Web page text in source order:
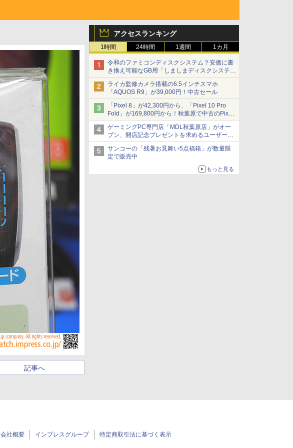
アクセスランキング
1時間 24時間 1週間 1カ月
令和のファミコンディスクシステム？安価に書
き換え可能なGB用「しましまディスクシステ
ム」
ライカ監修カメラ搭載の6.5インチスマホ
「AQUOS R9」が39,000円！中古セール
「Pixel 8」が42,300円から、「Pixel 10 Pro
Fold」が169,800円から！秋葉原で中古のPixel
シリーズがお買い得
ゲーミングPC専門店「MDL秋葉原店」がオー
プン、開店記念プレゼントを求めるユーザーが
押し寄せ長蛇の列に
サンコーの「残暑お見舞い5点福箱」が数量限
定で販売中
もっと見る
記事へ
会社概要 インプレスグループ 特定商取引法に基づく表示